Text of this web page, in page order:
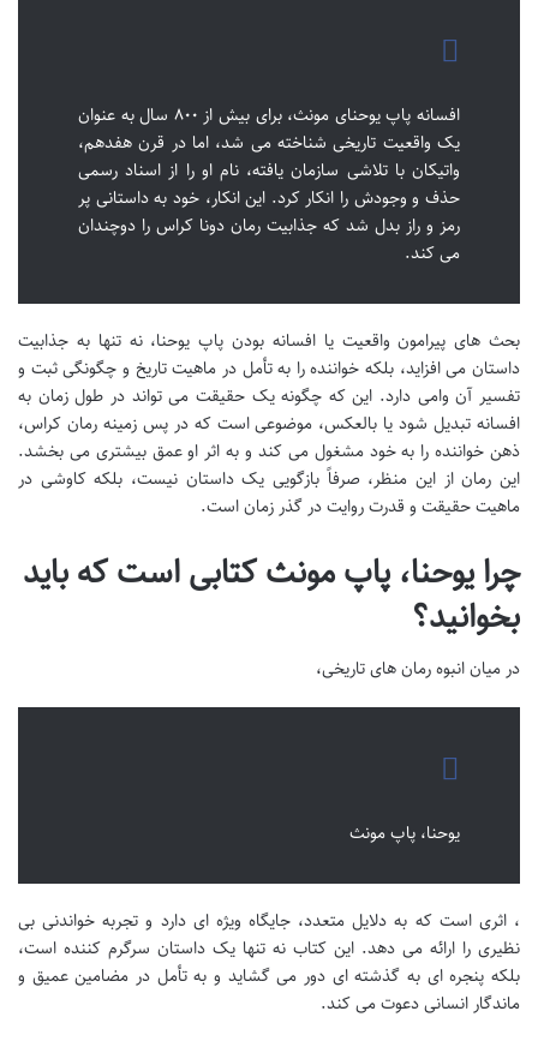
افسانه پاپ یوحنای مونث، برای بیش از ۸۰۰ سال به عنوان
یک واقعیت تاریخی شناخته می شد، اما در قرن هفدهم،
واتیکان با تلاشی سازمان یافته، نام او را از اسناد رسمی
حذف و وجودش را انکار کرد. این انکار، خود به داستانی پر
رمز و راز بدل شد که جذابیت رمان دونا کراس را دوچندان
می کند.
بحث های پیرامون واقعیت یا افسانه بودن پاپ یوحنا، نه تنها به جذابیت
داستان می افزاید، بلکه خواننده را به تأمل در ماهیت تاریخ و چگونگی ثبت و
تفسیر آن وامی دارد. این که چگونه یک حقیقت می تواند در طول زمان به
افسانه تبدیل شود یا بالعکس، موضوعی است که در پس زمینه رمان کراس،
ذهن خواننده را به خود مشغول می کند و به اثر او عمق بیشتری می بخشد.
این رمان از این منظر، صرفاً بازگویی یک داستان نیست، بلکه کاوشی در
ماهیت حقیقت و قدرت روایت در گذر زمان است.
چرا یوحنا، پاپ مونث کتابی است که باید
بخوانید؟
در میان انبوه رمان های تاریخی،
یوحنا، پاپ مونث
، اثری است که به دلایل متعدد، جایگاه ویژه ای دارد و تجربه خواندنی بی
نظیری را ارائه می دهد. این کتاب نه تنها یک داستان سرگرم کننده است،
بلکه پنجره ای به گذشته ای دور می گشاید و به تأمل در مضامین عمیق و
ماندگار انسانی دعوت می کند.